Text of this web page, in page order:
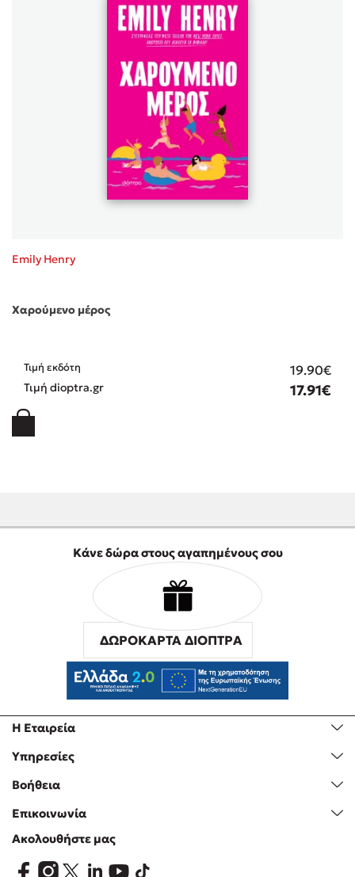
Emily Henry
Χαρούμενο μέρος
Τιμή εκδότη 19.90€
Τιμή dioptra.gr 17.91€
Η Εταιρεία
Υπηρεσίες
Βοήθεια
Επικοινωνία
Κάνε δώρα στους αγαπημένους σου
ΔΩΡΟΚΑΡΤΑ ΔΙΟΠΤΡΑ
Ακολουθήστε μας